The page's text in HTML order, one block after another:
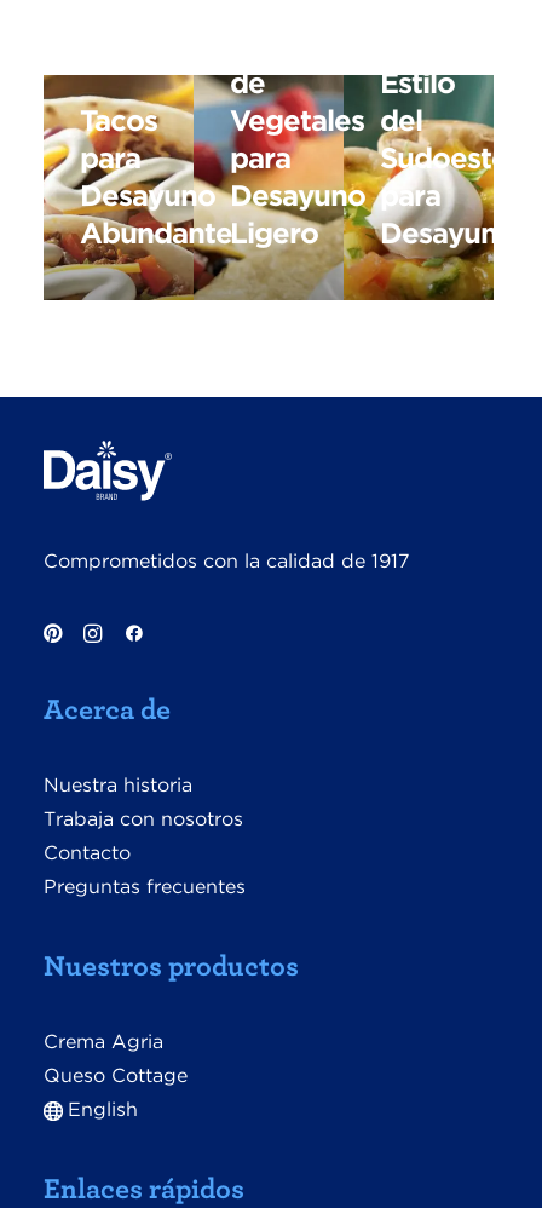
Tacos
para
Desayuno
Abundante
de
Vegetales
para
Desayuno
Ligero
Estilo
del
Sudoeste
para
Desayuno
Comprometidos con la calidad de 1917
Acerca de
Nuestra historia
Trabaja con nosotros
Contacto
Preguntas frecuentes
Nuestros productos
Crema Agria
Queso Cottage
English
Enlaces rápidos